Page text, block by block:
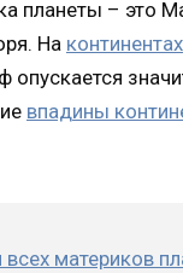
планеты – это
На континентах
опускается
впадины
материков